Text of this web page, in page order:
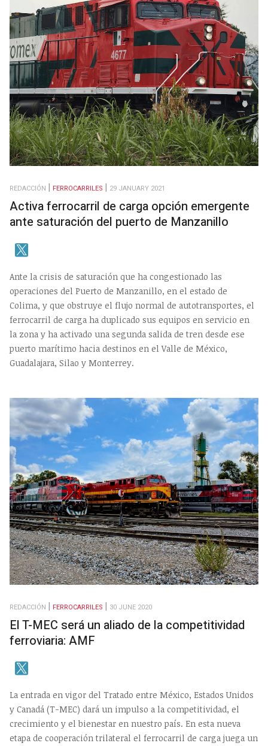
REDACCIÓN FERROCARRILES 29 JANUARY 2021
Activa ferrocarril de carga opción emergente
ante saturación del puerto de Manzanillo
Ante la crisis de saturación que ha congestionado las
operaciones del Puerto de Manzanillo, en el estado de
Colima, y que obstruye el flujo normal de autotransportes, el
ferrocarril de carga ha duplicado sus equipos en servicio en
la zona y ha activado una segunda salida de tren desde ese
puerto marítimo hacia destinos en el Valle de México,
Guadalajara, Silao y Monterrey.
REDACCIÓN FERROCARRILES 30 JUNE 2020
El T-MEC será un aliado de la competitividad
ferroviaria: AMF
La entrada en vigor del Tratado entre México, Estados Unidos
y Canadá (T-MEC) dará un impulso a la competitividad, el
crecimiento y el bienestar en nuestro país. En esta nueva
etapa de cooperación trilateral el ferrocarril de carga juega un